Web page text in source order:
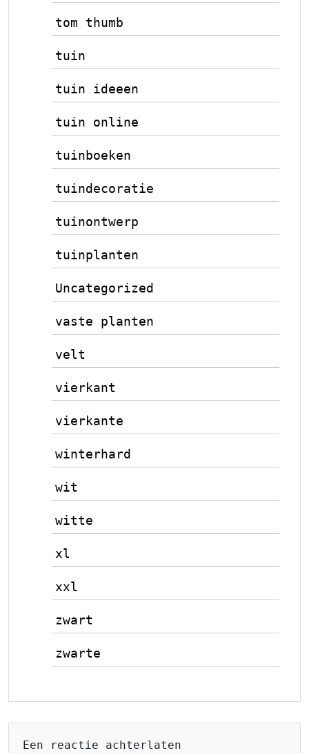
tom thumb
tuin
tuin ideeen
tuin online
tuinboeken
tuindecoratie
tuinontwerp
tuinplanten
Uncategorized
vaste planten
velt
vierkant
vierkante
winterhard
wit
witte
xl
xxl
zwart
zwarte
Een reactie achterlaten